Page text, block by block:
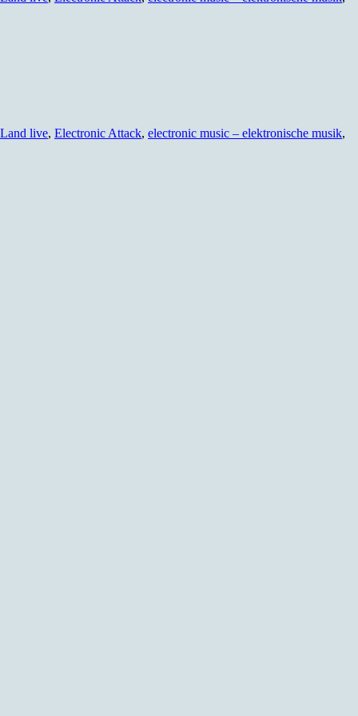
live, Electronic Attack, electronic music – elektronische musik,